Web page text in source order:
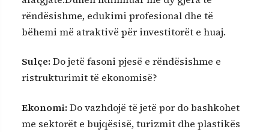
rëndësishme, edukimi profesional dhe të
bëhemi më atraktivë për investitorët e huaj.
Sulçe: Do jetë fasoni pjesë e rëndësishme e
ristrukturimit të ekonomisë?
Ekonomi: Do vazhdojë të jetë por do bashkohet
me sektorët e bujqësisë, turizmit dhe plastikës